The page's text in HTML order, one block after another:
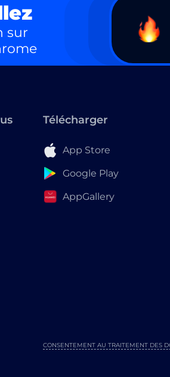
sur
Télécharger
App Store
Google Play
AppGallery
CONSENTEMENT AU TRAITEMENT DES